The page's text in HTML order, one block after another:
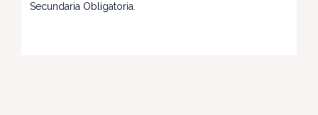
Secundaria Obligatoria.